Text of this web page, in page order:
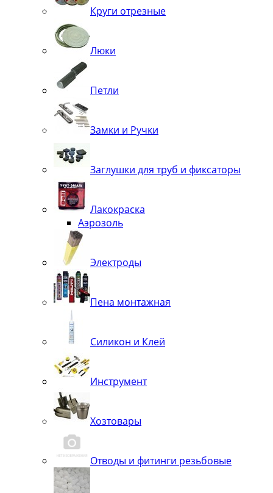
Круги отрезные
Люки
Петли
Замки и Ручки
Заглушки для труб и фиксаторы
Лакокраска
Аэрозоль
Электроды
Пена монтажная
Силикон и Клей
Инструмент
Хозтовары
Отводы и фитинги резьбовые